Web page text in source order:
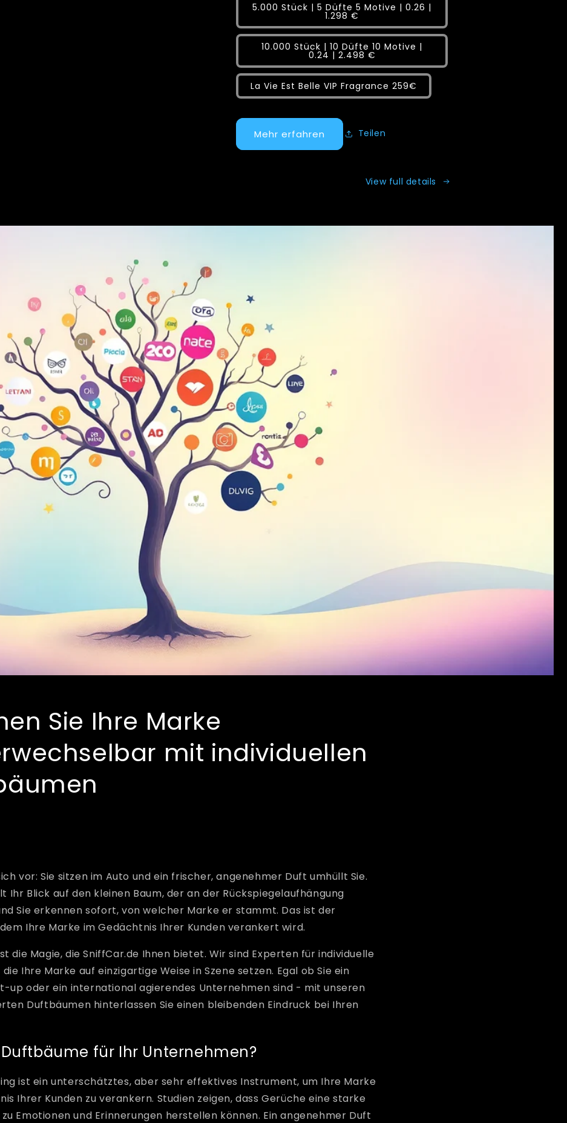
5.000 Stück | 5 Düfte 5 Motive | 0.26 |
1.298 €
10.000 Stück | 10 Düfte 10 Motive |
0.24 | 2.498 €
La Vie Est Belle VIP Fragrance 259€
Mehr erfahren Teilen
View full details
Sie Ihre Marke
mit individuellen
vor: Sie sitzen im Auto und ein frischer, angenehmer Duft umhüllt Sie.
Ihr Blick auf den kleinen Baum, der an der Rückspiegelaufhängung
Sie erkennen sofort, von welcher Marke er stammt. Das ist der
Ihre Marke im Gedächtnis Ihrer Kunden verankert wird.
die Magie, die SniffCar.de Ihnen bietet. Wir sind Experten für individuelle
Ihre Marke auf einzigartige Weise in Szene setzen. Egal ob Sie ein
up oder ein international agierendes Unternehmen sind - mit unseren
Duftbäumen hinterlassen Sie einen bleibenden Eindruck bei Ihren
für Ihr Unternehmen?
ist ein unterschätztes, aber sehr effektives Instrument, um Ihre Marke
Ihrer Kunden zu verankern. Studien zeigen, dass Gerüche eine starke
Emotionen und Erinnerungen herstellen können. Ein angenehmer Duft